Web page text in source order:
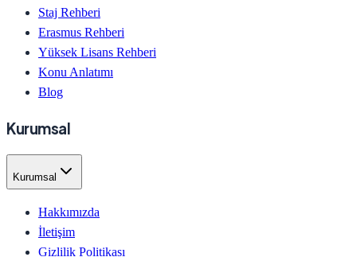
Staj Rehberi
Erasmus Rehberi
Yüksek Lisans Rehberi
Konu Anlatımı
Blog
Kurumsal
Kurumsal
Hakkımızda
İletişim
Gizlilik Politikası